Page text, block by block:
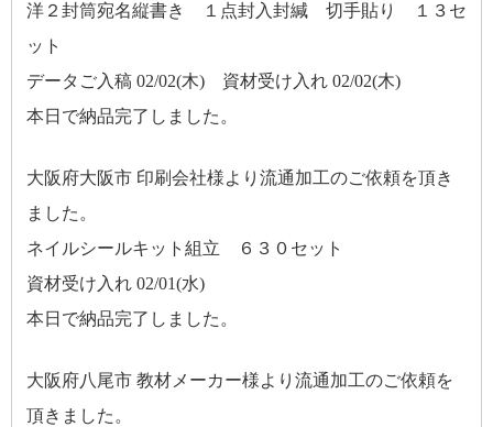
洋２封筒宛名縦書き １点封入封緘 切手貼り １３セ
ット
データご入稿 02/02(木) 資材受け入れ 02/02(木)
本日で納品完了しました。
大阪府大阪市 印刷会社様より流通加工のご依頼を頂き
ました。
ネイルシールキット組立 ６３０セット
資材受け入れ 02/01(水)
本日で納品完了しました。
大阪府八尾市 教材メーカー様より流通加工のご依頼を
頂きました。